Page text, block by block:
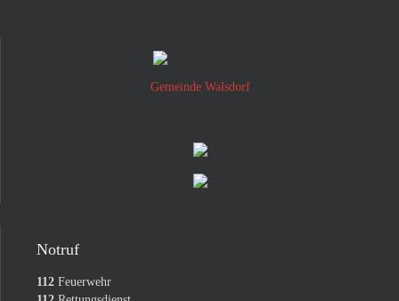
Gemeinde Walsdorf
Notruf
112 Feuerwehr